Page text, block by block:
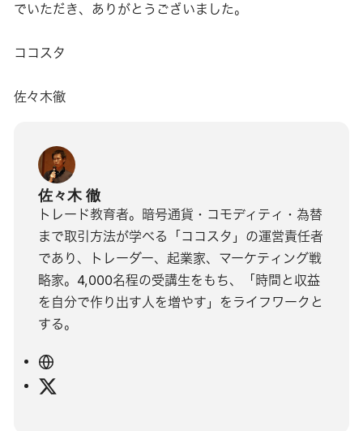
でいただき、ありがとうございました。
ココスタ
佐々木徹
佐々木 徹
トレード教育者。暗号通貨・コモディティ・為替
まで取引方法が学べる「ココスタ」の運営責任者
であり、トレーダー、起業家、マーケティング戦
略家。4,000名程の受講生をもち、「時間と収益
を自分で作り出す人を増やす」をライフワークと
する。
ウ
ェ